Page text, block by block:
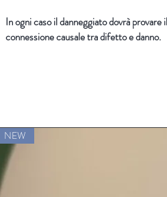
In ogni caso il danneggiato dovrà provare
connessione causale tra difetto e danno.
NEW